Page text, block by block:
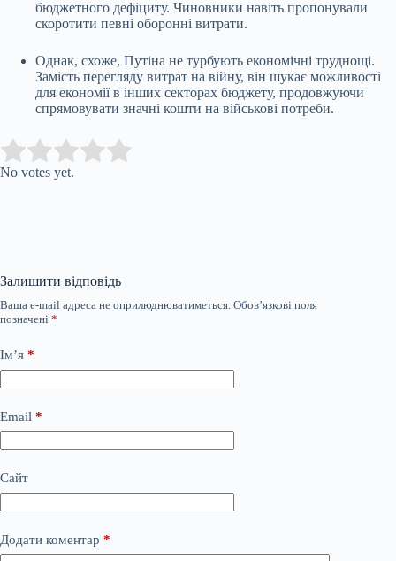
бюджетного дефіциту. Чиновники навіть пропонували
скоротити певні оборонні витрати.
Однак, схоже, Путіна не турбують економічні труднощі.
Замість перегляду витрат на війну, він шукає можливості
для економії в інших секторах бюджету, продовжуючи
спрямовувати значні кошти на військові потреби.
Rate this item:
No votes yet.
Залишити відповідь
Ваша e-mail адреса не оприлюднюватиметься. Обов’язкові поля
позначені *
Ім’я *
Email *
Сайт
Додати коментар *